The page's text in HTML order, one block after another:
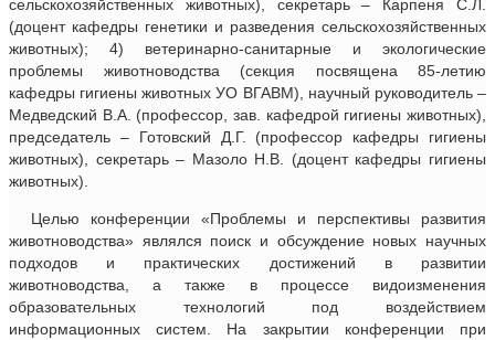
сельскохозяйственных животных), секретарь – Карпеня С.Л.
(доцент кафедры генетики и разведения сельскохозяйственных
животных); 4) ветеринарно-санитарные и экологические
проблемы животноводства (секция посвящена 85-летию
кафедры гигиены животных УО ВГАВМ), научный руководитель –
Медведский В.А. (профессор, зав. кафедрой гигиены животных),
председатель – Готовский Д.Г. (профессор кафедры гигиены
животных), секретарь – Мазоло Н.В. (доцент кафедры гигиены
животных).
Целью конференции «Проблемы и перспективы развития
животноводства» являлся поиск и обсуждение новых научных
подходов и практических достижений в развитии
животноводства, а также в процессе видоизменения
образовательных технологий под воздействием
информационных систем. На закрытии конференции при